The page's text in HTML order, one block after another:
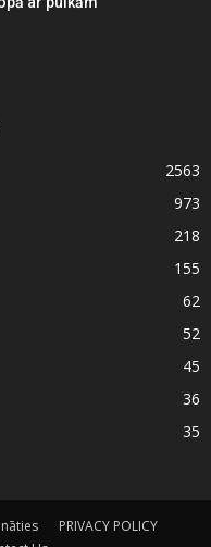
2563
973
218
155
62
52
45
36
35
PRIVACY POLICY